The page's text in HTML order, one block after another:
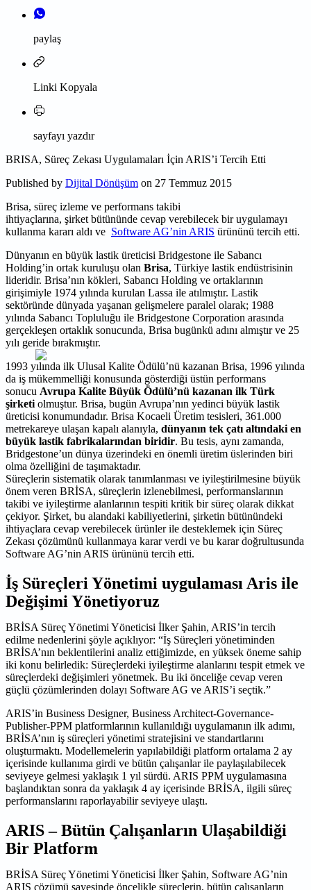
paylaş
Linki Kopyala
sayfayı yazdır
BRISA, Süreç Zekası Uygulamaları İçin ARIS’i Tercih Etti
Published by Dijital Dönüşüm on 27 Temmuz 2015
Brisa, süreç izleme ve performans takibi
ihtiyaçlarına, şirket bütününde cevap verebilecek bir uygulamayı
kullanma kararı aldı ve Software AG’nin ARIS ürününü tercih etti.
Dünyanın en büyük lastik üreticisi Bridgestone ile Sabancı
Holding’in ortak kuruluşu olan Brisa, Türkiye lastik endüstrisinin
lideridir. Brisa’nın kökleri, Sabancı Holding ve ortaklarının
girişimiyle 1974 yılında kurulan Lassa ile atılmıştır. Lastik
sektöründe dünyada yaşanan gelişmelere paralel olarak; 1988
yılında Sabancı Topluluğu ile Bridgestone Corporation arasında
gerçekleşen ortaklık sonucunda, Brisa bugünkü adını almıştır ve 25
yılı geride bırakmıştır.
1993 yılında ilk Ulusal Kalite Ödülü’nü kazanan Brisa, 1996 yılında
da iş mükemmelliği konusunda gösterdiği üstün performans
sonucu Avrupa Kalite Büyük Ödülü’nü kazanan ilk Türk
şirketi olmuştur. Brisa, bugün Avrupa’nın yedinci büyük lastik
üreticisi konumundadır. Brisa Kocaeli Üretim tesisleri, 361.000
metrekareye ulaşan kapalı alanıyla, dünyanın tek çatı altındaki en
büyük lastik fabrikalarından biridir. Bu tesis, aynı zamanda,
Bridgestone’un dünya üzerindeki en önemli üretim üslerinden biri
olma özelliğini de taşımaktadır.
Süreçlerin sistematik olarak tanımlanması ve iyileştirilmesine büyük
önem veren BRİSA, süreçlerin izlenebilmesi, performanslarının
takibi ve iyileştirme alanlarının tespiti kritik bir süreç olarak dikkat
çekiyor. Şirket, bu alandaki kabiliyetlerini, şirketin bütünündeki
ihtiyaçlara cevap verebilecek ürünler ile desteklemek için Süreç
Zekası çözümünü kullanmaya karar verdi ve bu karar doğrultusunda
Software AG’nin ARIS ürününü tercih etti.
İş Süreçleri Yönetimi uygulaması Aris ile
Değişimi Yönetiyoruz
BRİSA Süreç Yönetimi Yöneticisi İlker Şahin, ARIS’in tercih
edilme nedenlerini şöyle açıklıyor: “İş Süreçleri yönetiminden
BRİSA’nın beklentilerini analiz ettiğimizde, en yüksek öneme sahip
iki konu belirledik: Süreçlerdeki iyileştirme alanlarını tespit etmek ve
süreçlerdeki değişimleri yönetmek. Bu iki önceliğe cevap veren
güçlü çözümlerinden dolayı Software AG ve ARIS’i seçtik.”
ARIS’in Business Designer, Business Architect-Governance-
Publisher-PPM platformlarının kullanıldığı uygulamanın ilk adımı,
BRİSA’nın iş süreçleri yönetimi stratejisini ve standartlarını
oluşturmaktı. Modellemelerin yapılabildiği platform ortalama 2 ay
içerisinde kullanıma girdi ve bütün çalışanlar ile paylaşılabilecek
seviyeye gelmesi yaklaşık 1 yıl sürdü. ARIS PPM uygulamasına
başlandıktan sonra da yaklaşık 4 ay içerisinde BRİSA, ilgili süreç
performanslarını raporlayabilir seviyeye ulaştı.
ARIS – Bütün Çalışanların Ulaşabildiği
Bir Platform
BRİSA Süreç Yönetimi Yöneticisi İlker Şahin, Software AG’nin
ARIS çözümü sayesinde öncelikle süreçlerin, bütün çalışanların